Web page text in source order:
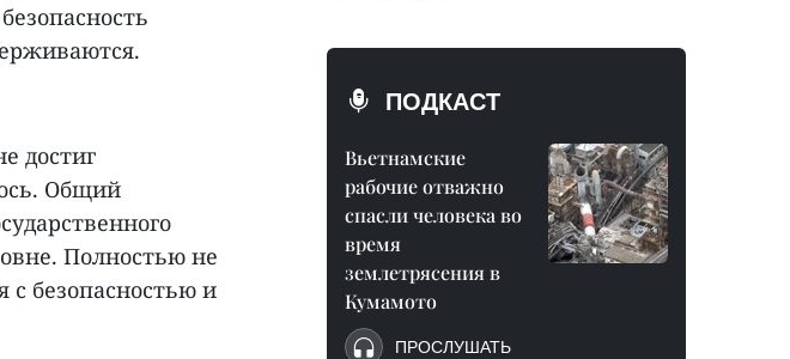
достиг
Общий
Полностью не
с безопасностью и
ПОДКАСТ
Вьетнамские
рабочие отважно
спасли человека во
время
землетрясения в
Кумамото
ПРОСЛУШАТЬ